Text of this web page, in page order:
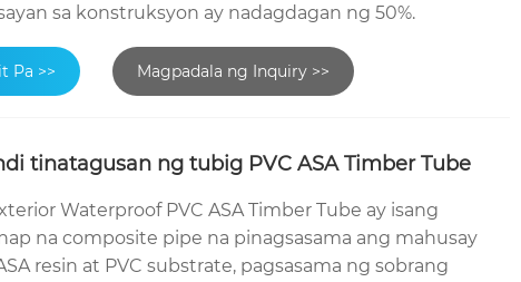
sa konstruksyon ay nadagdagan ng 50%.
Pa >> Magpadala ng Inquiry >>
tinatagusan ng tubig PVC ASA Timber Tube
Waterproof PVC ASA Timber Tube ay isang
na composite pipe na pinagsasama ang mahusay
resin at PVC substrate, pagsasama ng sobrang